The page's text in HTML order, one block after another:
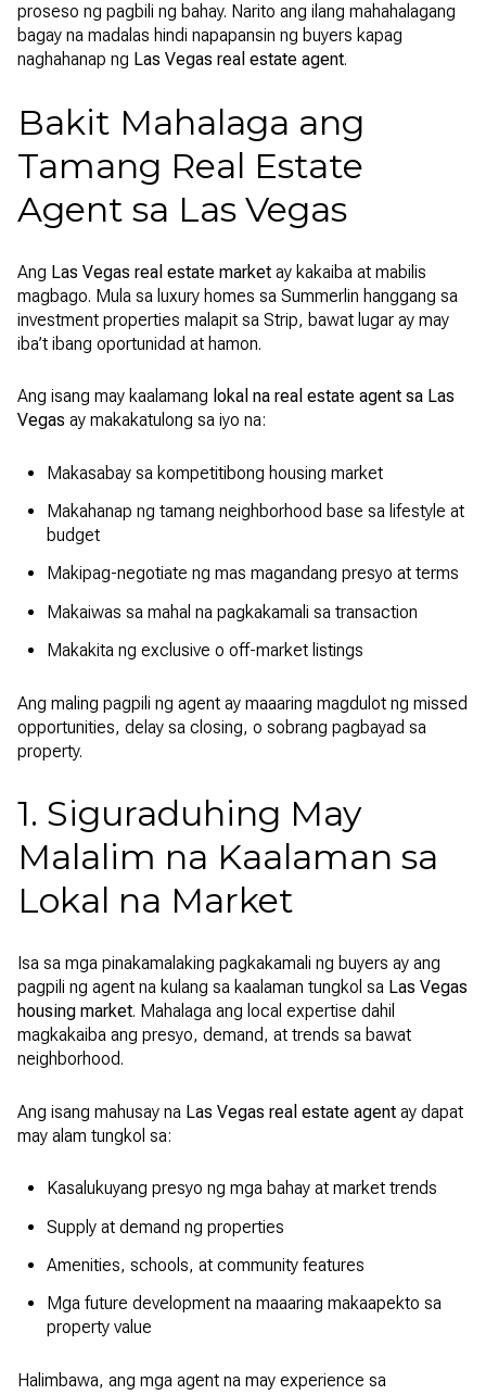
proseso ng pagbili ng bahay. Narito ang ilang mahahalagang
bagay na madalas hindi napapansin ng buyers kapag
naghahanap ng Las Vegas real estate agent.
Bakit Mahalaga ang
Tamang Real Estate
Agent sa Las Vegas
Ang Las Vegas real estate market ay kakaiba at mabilis
magbago. Mula sa luxury homes sa Summerlin hanggang sa
investment properties malapit sa Strip, bawat lugar ay may
iba’t ibang oportunidad at hamon.
Ang isang may kaalamang lokal na real estate agent sa Las
Vegas ay makakatulong sa iyo na:
Makasabay sa kompetitibong housing market
Makahanap ng tamang neighborhood base sa lifestyle at
budget
Makipag-negotiate ng mas magandang presyo at terms
Makaiwas sa mahal na pagkakamali sa transaction
Makakita ng exclusive o off-market listings
Ang maling pagpili ng agent ay maaaring magdulot ng missed
opportunities, delay sa closing, o sobrang pagbayad sa
property.
1. Siguraduhing May
Malalim na Kaalaman sa
Lokal na Market
Isa sa mga pinakamalaking pagkakamali ng buyers ay ang
pagpili ng agent na kulang sa kaalaman tungkol sa Las Vegas
housing market. Mahalaga ang local expertise dahil
magkakaiba ang presyo, demand, at trends sa bawat
neighborhood.
Ang isang mahusay na Las Vegas real estate agent ay dapat
may alam tungkol sa:
Kasalukuyang presyo ng mga bahay at market trends
Supply at demand ng properties
Amenities, schools, at community features
Mga future development na maaaring makaapekto sa
property value
Halimbawa, ang mga agent na may experience sa